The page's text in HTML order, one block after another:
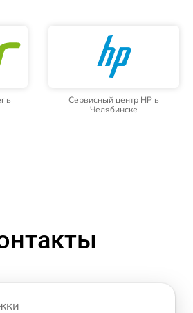
в
Сервисный центр HP в
Челябинске